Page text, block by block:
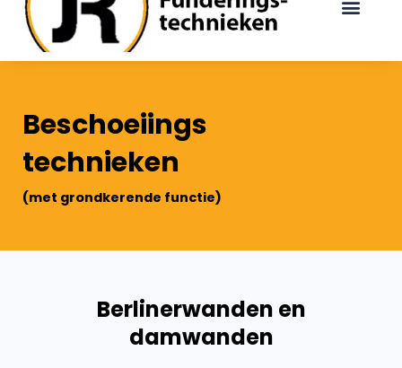
Beschoeiings
technieken
(met grondkerende functie)
Berlinerwanden en
damwanden